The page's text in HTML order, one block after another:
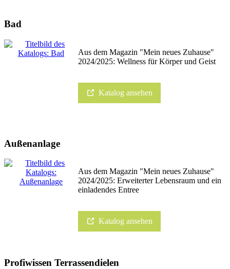
Bad
Aus dem Magazin "Mein neues Zuhause"
2024/2025: Wellness für Körper und Geist
Katalog ansehen
Außenanlage
Aus dem Magazin "Mein neues Zuhause"
2024/2025: Erweiterter Lebensraum und ein
einladendes Entree
Katalog ansehen
Profiwissen Terrassendielen